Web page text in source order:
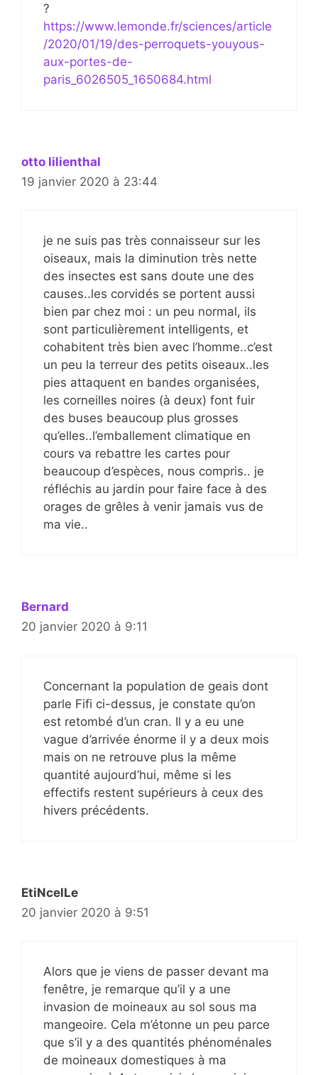
?
https://www.lemonde.fr/sciences/article
/2020/01/19/des-perroquets-youyous-
aux-portes-de-
paris_6026505_1650684.html
otto lilienthal
19 janvier 2020 à 23:44
je ne suis pas très connaisseur sur les
oiseaux, mais la diminution très nette
des insectes est sans doute une des
causes..les corvidés se portent aussi
bien par chez moi : un peu normal, ils
sont particulièrement intelligents, et
cohabitent très bien avec l’homme..c’est
un peu la terreur des petits oiseaux..les
pies attaquent en bandes organisées,
les corneilles noires (à deux) font fuir
des buses beaucoup plus grosses
qu’elles..l’emballement climatique en
cours va rebattre les cartes pour
beaucoup d’espèces, nous compris.. je
réfléchis au jardin pour faire face à des
orages de grêles à venir jamais vus de
ma vie..
Bernard
20 janvier 2020 à 9:11
Concernant la population de geais dont
parle Fifi ci-dessus, je constate qu’on
est retombé d’un cran. Il y a eu une
vague d’arrivée énorme il y a deux mois
mais on ne retrouve plus la même
quantité aujourd’hui, même si les
effectifs restent supérieurs à ceux des
hivers précédents.
EtiNcelLe
20 janvier 2020 à 9:51
Alors que je viens de passer devant ma
fenêtre, je remarque qu’il y a une
invasion de moineaux au sol sous ma
mangeoire. Cela m’étonne un peu parce
que s’il y a des quantités phénoménales
de moineaux domestiques à ma